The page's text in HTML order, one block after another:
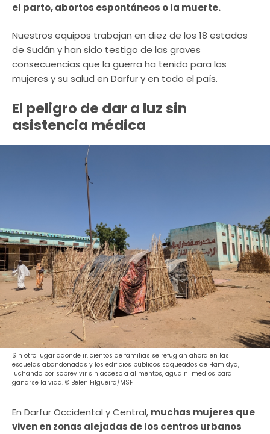
el parto, abortos espontáneos o la muerte.
Nuestros equipos trabajan en diez de los 18 estados
de Sudán y han sido testigo de las graves
consecuencias que la guerra ha tenido para las
mujeres y su salud en Darfur y en todo el país.
El peligro de dar a luz sin
asistencia médica
Sin otro lugar adonde ir, cientos de familias se refugian ahora en las
escuelas abandonadas y los edificios públicos saqueados de Hamidya,
luchando por sobrevivir sin acceso a alimentos, agua ni medios para
ganarse la vida. © Belen Filgueira/MSF
En Darfur Occidental y Central, muchas mujeres que
viven en zonas alejadas de los centros urbanos